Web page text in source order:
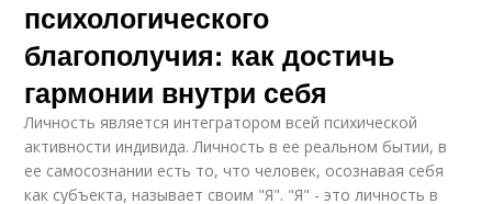
психологического
благополучия: как достичь
гармонии внутри себя
Личность является интегратором всей психической
активности индивида. Личность в ее реальном бытии, в
ее самосознании есть то, что человек, осознавая себя
как субъекта, называет своим "Я". "Я" - это личность в